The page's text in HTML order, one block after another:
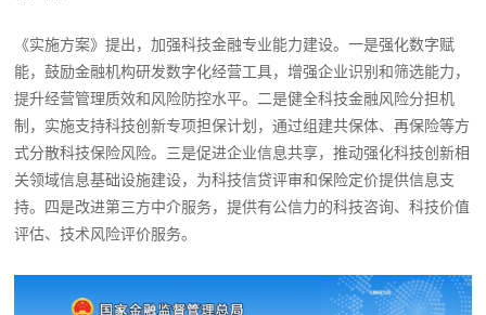
《实施方案》提出，加强科技金融专业能力建设。一是强化数字赋
能，鼓励金融机构研发数字化经营工具，增强企业识别和筛选能力，
提升经营管理质效和风险防控水平。二是健全科技金融风险分担机
制，实施支持科技创新专项担保计划，通过组建共保体、再保险等方
式分散科技保险风险。三是促进企业信息共享，推动强化科技创新相
关领域信息基础设施建设，为科技信贷评审和保险定价提供信息支
持。四是改进第三方中介服务，提供有公信力的科技咨询、科技价值
评估、技术风险评价服务。